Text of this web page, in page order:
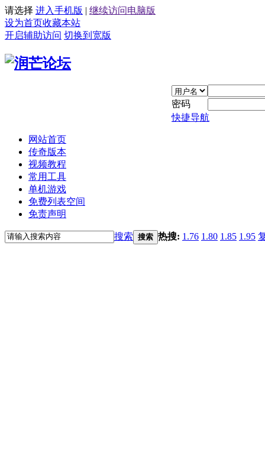
请选择 进入手机版 | 继续访问电脑版
设为首页收藏本站
开启辅助访问 切换到宽版
密码
快捷导航
网站首页
传奇版本
视频教程
常用工具
单机游戏
免费列表空间
免责声明
搜索 搜索 热搜: 1.76 1.80 1.85 1.95